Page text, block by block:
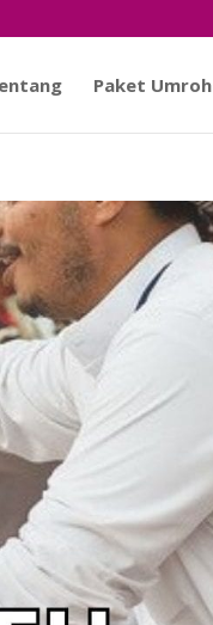
Paket Umroh